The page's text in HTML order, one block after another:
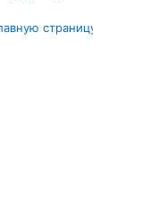
страницу.